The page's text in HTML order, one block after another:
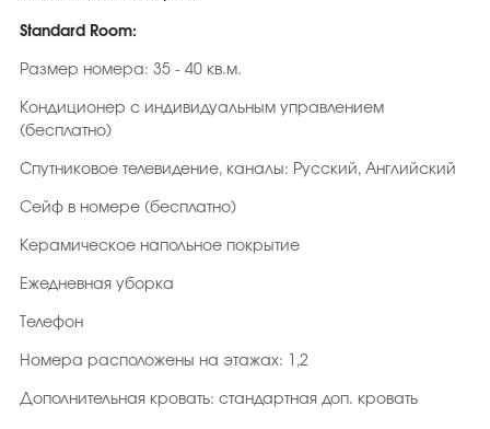
Standard Room:
Размер номера: 35 - 40 кв.м.
Кондиционер с индивидуальным управлением
(бесплатно)
Спутниковое телевидение, каналы: Русский, Английский
Сейф в номере (бесплатно)
Керамическое напольное покрытие
Ежедневная уборка
Телефон
Номера расположены на этажах: 1,2
Дополнительная кровать: стандартная доп. кровать